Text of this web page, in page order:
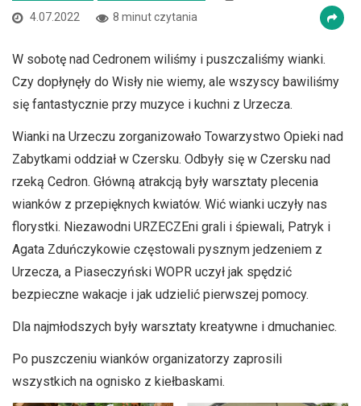
4.07.2022
8 minut czytania
W sobotę nad Cedronem wiliśmy i puszczaliśmy wianki.
Czy dopłynęły do Wisły nie wiemy, ale wszyscy bawiliśmy
się fantastycznie przy muzyce i kuchni z Urzecza.
Wianki na Urzeczu zorganizowało Towarzystwo Opieki nad
Zabytkami oddział w Czersku. Odbyły się w Czersku nad
rzeką Cedron. Główną atrakcją były warsztaty plecenia
wianków z przepięknych kwiatów. Wić wianki uczyły nas
florystki. Niezawodni URZECZEni grali i śpiewali, Patryk i
Agata Zduńczykowie częstowali pysznym jedzeniem z
Urzecza, a Piaseczyński WOPR uczył jak spędzić
bezpieczne wakacje i jak udzielić pierwszej pomocy.
Dla najmłodszych były warsztaty kreatywne i dmuchaniec.
Po puszczeniu wianków organizatorzy zaprosili
wszystkich na ognisko z kiełbaskami.